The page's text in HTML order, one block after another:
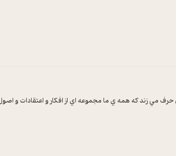
مي زند که همه ي ما مجموعه اي از افکار و اعتقادات و